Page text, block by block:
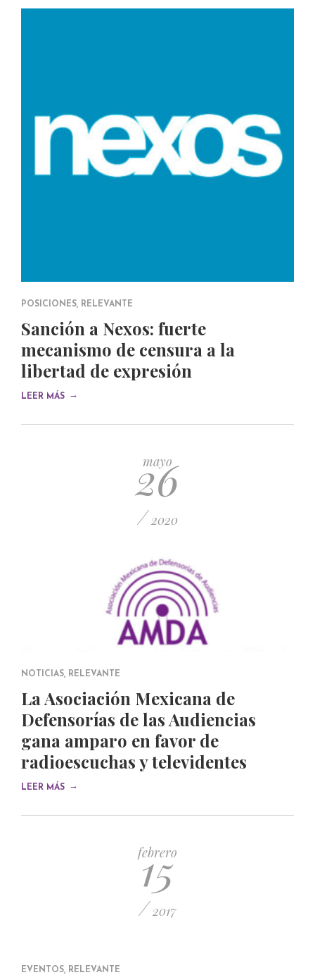
POSICIONES, RELEVANTE
Sanción a Nexos: fuerte
mecanismo de censura a la
libertad de expresión
LEER MÁS →
mayo
26
/ 2020
NOTICIAS, RELEVANTE
La Asociación Mexicana de
Defensorías de las Audiencias
gana amparo en favor de
radioescuchas y televidentes
LEER MÁS →
febrero
15
/ 2017
EVENTOS, RELEVANTE